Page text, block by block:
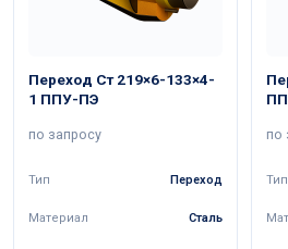
Переход Ст 219×6-133×4-
1 ППУ-ПЭ
по запросу
Тип Переход
Материал Сталь
по
Тип